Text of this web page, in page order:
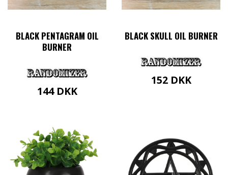
BLACK PENTAGRAM OIL
BURNER
144 DKK
BLACK SKULL OIL BURNER
152 DKK